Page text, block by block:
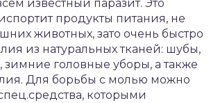
известный паразит. Это
продукты питания, не
животных, зато очень быстро
из натуральных тканей: шубы,
зимние головные уборы, а также
Для борьбы с молью можно
которыми